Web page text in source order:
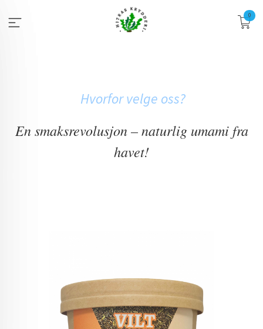
innholdet
0
Hvorfor velge oss?
En smaksrevolusjon – naturlig umami fra
havet!